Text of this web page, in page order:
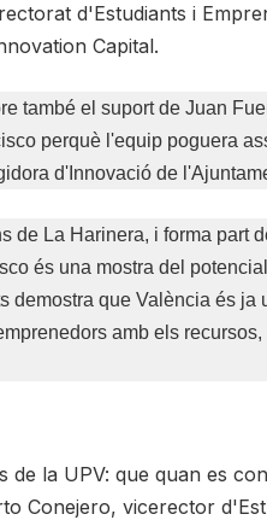
d'Estudiants i
Capital.
també el suport de Juan
perquè l'equip poguera
d'Innovació de
de La Harinera, i forma
és una mostra del
demostra que València és
amb els
de la UPV: que quan es
Conejero, vicerector